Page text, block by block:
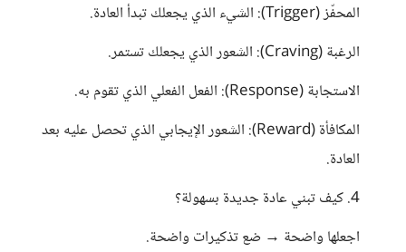
المحفّز (Trigger): الشيء الذي يجعلك تبدأ العادة.
الرغبة (Craving): الشعور الذي يجعلك تستمر.
الاستجابة (Response): الفعل الفعلي الذي تقوم به.
المكافأة (Reward): الشعور الإيجابي الذي تحصل عليه بعد
العادة.
4. كيف تبني عادة جديدة بسهولة؟
اجعلها واضحة → ضع تذكيرات واضحة.